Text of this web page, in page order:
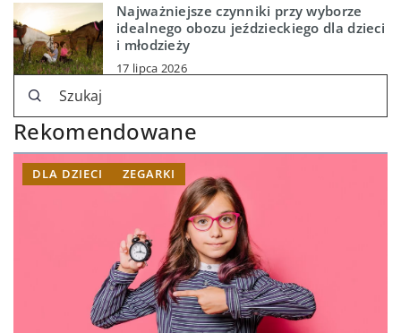
Najważniejsze czynniki przy wyborze
idealnego obozu jeździeckiego dla dzieci
i młodzieży
17 lipca 2026
Rekomendowane
DLA DZIECI ZEGARKI